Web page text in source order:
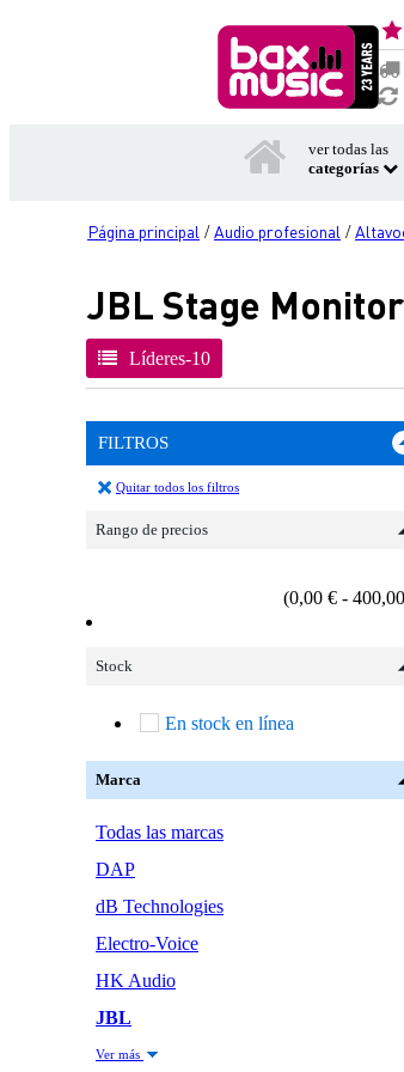
ver todas las
categorías
Página principal /Audio profesional /
JBL Stage
Líderes-10
FILTROS
Quitar todos los filtros
Rango de precios
(0,00 € -
Stock
En stock en línea
Marca
Todas las marcas
DAP
dB Technologies
Electro-Voice
HK Audio
JBL
Ver más